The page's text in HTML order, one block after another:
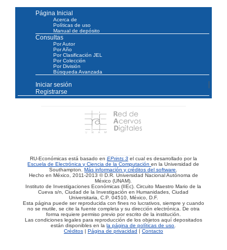
Página Inicial
Acerca de
Políticas de uso
Manual de depósito
Consultas
Por Autor
Por Año
Por Clasificación JEL
Por Colección
Por División
Búsqueda Avanzada
Iniciar sesión
Registrarse
RU-Económicas está basado en EPrints 3 el cual es desarrollado por la
Escuela de Electrónica y Ciencia de la Computaciónen la Universidad de
Southampton.Más información y créditos del software.
Hecho en México, 2011-2013 © D.R. Universidad Nacional Autónoma de
México (UNAM).
Instituto de Investigaciones Económicas (IIEc). Circuito Maestro Mario de la
Cueva s/n, Ciudad de la Investigación en Humanidades, Ciudad
Universitaria, C.P. 04510, México, D.F.
Esta página puede ser reproducida con fines no lucrativos, siempre y cuando
no se mutile, se cite la fuente completa y su dirección electrónica. De otra
forma requiere permiso previo por escrito de la institución.
Las condiciones legales para reproducción de los objetos aquí depositados
están disponibles en lala página de políticas de uso.
Créditos| Página de privacidad | Contacto